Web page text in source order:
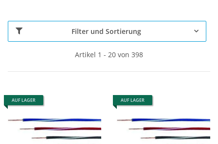
Filter und Sortierung
Artikel 1 - 20 von 398
AUF LAGER AUF LAGER